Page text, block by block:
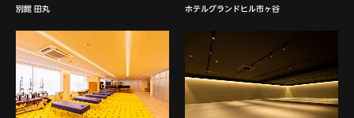
別館 田丸 ホテルグランドヒル市ヶ谷